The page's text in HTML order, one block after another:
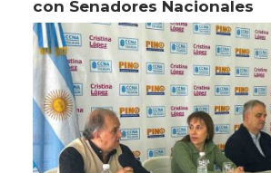
con Senadores Nacionales